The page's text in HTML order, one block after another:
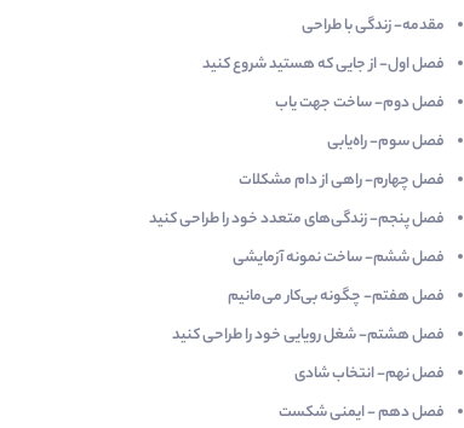
مقدمه- زندگی با طراحی
فصل اول- از جایی که هستید شروع کنید
فصل دوم- ساخت جهت یاب
فصل سوم- راه‌یابی
فصل چهارم- راهی از دام مشکلات
فصل پنجم- زندگی‌های متعدد خود را طراحی کنید
فصل ششم- ساخت نمونه آزمایشی
فصل هفتم- چگونه بی‌کار می‌مانیم
فصل هشتم- شغل رویایی خود را طراحی کنید
فصل نهم- انتخاب شادی
فصل دهم - ایمنی شکست